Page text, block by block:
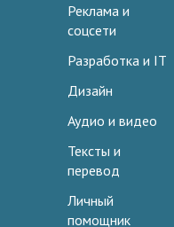
Реклама и
соцсети
Разработка и IT
Дизайн
Аудио и видео
Тексты и
перевод
Личный
помощник